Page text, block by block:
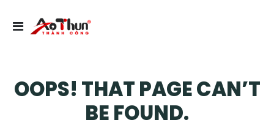
OOPS! THAT PAGE CAN’T
BE FOUND.